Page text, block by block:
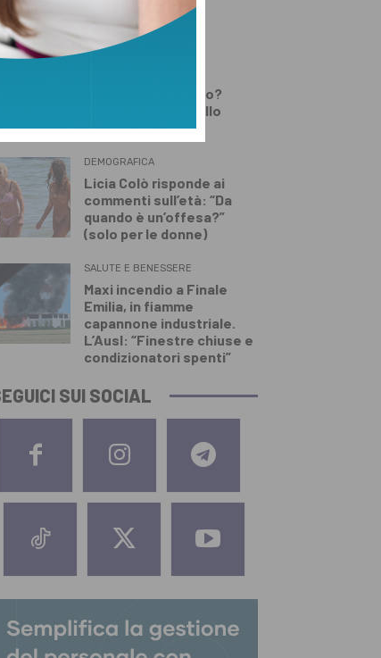
Lamporecchio
DEMOGRAFICA
spermatozoi in calo?
Cosa c’è di vero nello
“Spermageddon”
DEMOGRAFICA
Licia Colò risponde ai
commenti sull’età: “Da
quando è un’offesa?”
(solo per le donne)
SALUTE E BENESSERE
Maxi incendio a Finale
Emilia, in fiamme
capannone industriale.
L’Ausl: “Finestre chiuse e
condizionatori spenti”
SUI SOCIAL